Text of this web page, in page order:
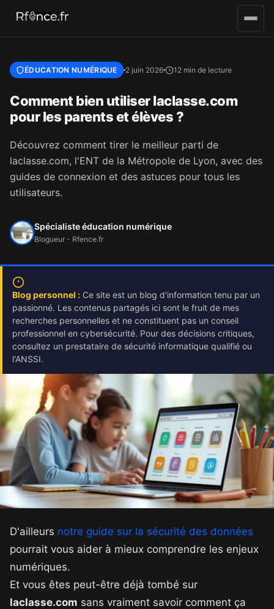
ÉDUCATION NUMÉRIQUE 2 juin 2026 12 min de lecture
Comment bien utiliser laclasse.com
pour les parents et élèves ?
Découvrez comment tirer le meilleur parti de
laclasse.com, l'ENT de la Métropole de Lyon, avec des
guides de connexion et des astuces pour tous les
utilisateurs.
Spécialiste éducation numérique
Blogueur - Rfence.fr
Blog personnel : Ce site est un blog d'information tenu par un
passionné. Les contenus partagés ici sont le fruit de mes
recherches personnelles et ne constituent pas un conseil
professionnel en cybersécurité. Pour des décisions critiques,
consultez un prestataire de sécurité informatique qualifié ou
l'ANSSI.
D'ailleurs notre guide sur la sécurité des données
pourrait vous aider à mieux comprendre les enjeux
numériques.
Et vous êtes peut-être déjà tombé sur
laclasse.com sans vraiment savoir comment ça